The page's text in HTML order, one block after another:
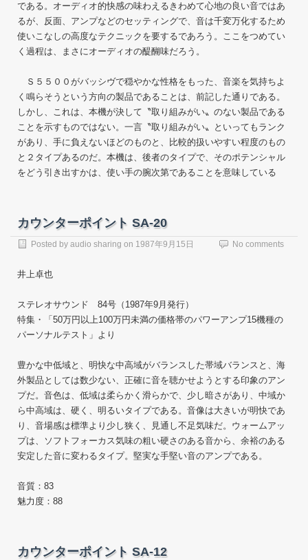
である。オーディオ的快感の味わえるきわめて心地の良い音ではあ
るが、反面、アンプなどのセッティングで、音は千変万化するため
使いこなしの高度なテクニックを要するであろう。ここをつめてい
く過程は、まさにオーディオの醍醐味だろう。
Ｓ５５００がバッシヴで穏やかな性格をもった、音楽を気持ちよ
く鳴らそうという方向の製品であることは、前記した通りである。
しかし、これは、本機が決して〝取り組みがい〟のない製品である
ことを示すものではない。一言〝取り組みがい〟といってもランク
があり、手に負えないほどのものと、比較的扱いやすい程度のもの
と２タイプあるのだ。本機は、後者のタイプで、そのポテンシャル
をどう引き出すかは、使い手の腕次第であることを意味している
カウンターポイント SA-20
Posted by audio sharing on 1987年9月15日 No comments
井上卓也
ステレオサウンド 84号（1987年9月発行）
特集・「50万円以上100万円未満の価格帯のパワーアンプ15機種の
パーソナルテスト」より
豊かな中低域と、明快な中高域がバランスした帯域バランスと、海
外製品としては数少ない、正確に音を聴かせようとする印象のアン
プだ。音色は、低域は柔らかく滑らかで、少し暗さがあり、中域か
ら中高域は、硬く、明るいタイプである。音像は大きいが明快であ
り、音場感は標準より少し狭く、見通し不足気味だ。ウォームアッ
プは、ソフトフォーカス気味の粗い硬さのある音から、余裕のある
安定した音に変わるタイプ。堅実な手堅い音のアンプである。
音質：83
魅力度：88
カウンターポイント SA-12